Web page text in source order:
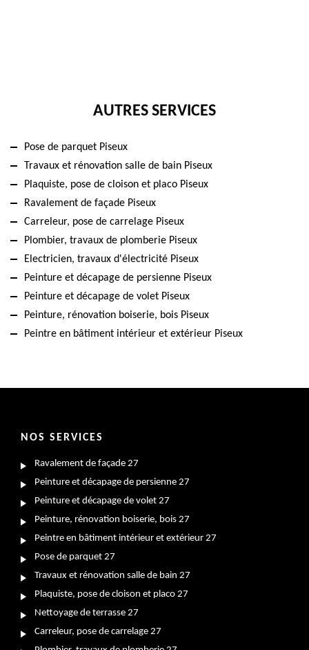
AUTRES SERVICES
Pose de parquet Piseux
Travaux et rénovation salle de bain Piseux
Plaquiste, pose de cloison et placo Piseux
Ravalement de façade Piseux
Carreleur, pose de carrelage Piseux
Plombier, travaux de plomberie Piseux
Electricien, travaux d'électricité Piseux
Peinture et décapage de persienne Piseux
Peinture et décapage de volet Piseux
Peinture, rénovation boiserie, bois Piseux
Peintre en bâtiment intérieur et extérieur Piseux
NOS SERVICES
Ravalement de façade 27
Peinture et décapage de persienne 27
Peinture et décapage de volet 27
Peinture, rénovation boiserie, bois 27
Peintre en bâtiment intérieur et extérieur 27
Pose de parquet 27
Travaux et rénovation salle de bain 27
Plaquiste, pose de cloison et placo 27
Nettoyage de terrasse 27
Carreleur, pose de carrelage 27